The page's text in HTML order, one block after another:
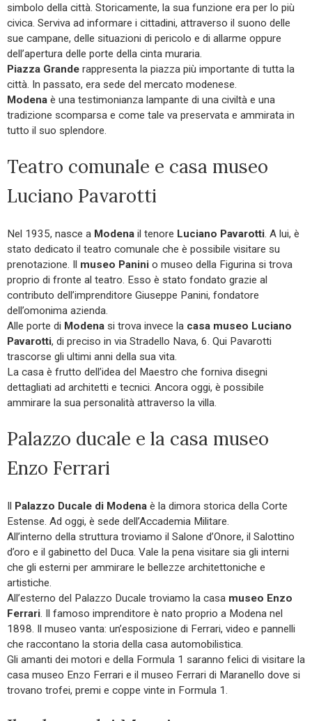
simbolo della città. Storicamente, la sua funzione era per lo più
civica. Serviva ad informare i cittadini, attraverso il suono delle
sue campane, delle situazioni di pericolo e di allarme oppure
dell’apertura delle porte della cinta muraria.
Piazza Grande rappresenta la piazza più importante di tutta la
città. In passato, era sede del mercato modenese.
Modena è una testimonianza lampante di una civiltà e una
tradizione scomparsa e come tale va preservata e ammirata in
tutto il suo splendore.
Teatro comunale e casa museo
Luciano Pavarotti
Nel 1935, nasce a Modena il tenore Luciano Pavarotti. A lui, è
stato dedicato il teatro comunale che è possibile visitare su
prenotazione. Il museo Panini o museo della Figurina si trova
proprio di fronte al teatro. Esso è stato fondato grazie al
contributo dell’imprenditore Giuseppe Panini, fondatore
dell’omonima azienda.
Alle porte di Modena si trova invece la casa museo Luciano
Pavarotti, di preciso in via Stradello Nava, 6. Qui Pavarotti
trascorse gli ultimi anni della sua vita.
La casa è frutto dell’idea del Maestro che forniva disegni
dettagliati ad architetti e tecnici. Ancora oggi, è possibile
ammirare la sua personalità attraverso la villa.
Palazzo ducale e la casa museo
Enzo Ferrari
Il Palazzo Ducale di Modena è la dimora storica della Corte
Estense. Ad oggi, è sede dell’Accademia Militare.
All’interno della struttura troviamo il Salone d’Onore, il Salottino
d’oro e il gabinetto del Duca. Vale la pena visitare sia gli interni
che gli esterni per ammirare le bellezze architettoniche e
artistiche.
All’esterno del Palazzo Ducale troviamo la casa museo Enzo
Ferrari. Il famoso imprenditore è nato proprio a Modena nel
1898. Il museo vanta: un’esposizione di Ferrari, video e pannelli
che raccontano la storia della casa automobilistica.
Gli amanti dei motori e della Formula 1 saranno felici di visitare la
casa museo Enzo Ferrari e il museo Ferrari di Maranello dove si
trovano trofei, premi e coppe vinte in Formula 1.